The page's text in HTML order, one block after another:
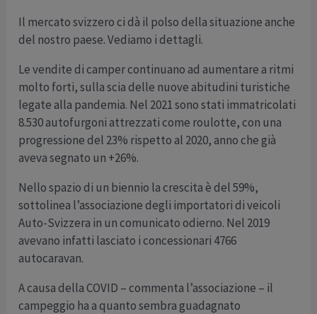
Il mercato svizzero ci dà il polso della situazione anche
del nostro paese. Vediamo i dettagli.
Le vendite di camper continuano ad aumentare a ritmi
molto forti, sulla scia delle nuove abitudini turistiche
legate alla pandemia. Nel 2021 sono stati immatricolati
8.530 autofurgoni attrezzati come roulotte, con una
progressione del 23% rispetto al 2020, anno che già
aveva segnato un +26%.
Nello spazio di un biennio la crescita è del 59%,
sottolinea l’associazione degli importatori di veicoli
Auto-Svizzera in un comunicato odierno. Nel 2019
avevano infatti lasciato i concessionari 4766
autocaravan.
A causa della COVID – commenta l’associazione – il
campeggio ha a quanto sembra guadagnato